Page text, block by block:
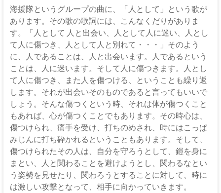
那
坂
下
教
会
イ
エ
ス・
キ
リ
ス
ト
の
海援隊というグループの曲に、「人として」という歌が
あります。その歌の歌詞には、こんなくだりがありま
す。「人として 人と出会い、人として人に迷い、人とし
て人に傷つき、人として人と別れて・・・」そのよう
に、人であることは、人と出会います。人であるという
ことは、人に迷います。そして人に傷つきます。人とし
て人に傷つき、また人を傷つける、ということも繰り返
します。それが出会いそのものであると言ってもいいで
しょう。そんな傷つくという時、それは体が傷つくこと
もあれば、心が傷つくことでもあります。その時心は、
傷つけられ、痛手を受け、打ちのめされ、時にはこっぱ
みじんに打ち砕かれるということもあります。そして、
傷つけられたその人は、自分を守ろうとして、鎧を身に
まとい、人と関わることを避けようとし、関わるなとい
う姿勢を見せたり、関わろうとすることに対して、時に
は激しい攻撃となって、相手に向かっていきます。